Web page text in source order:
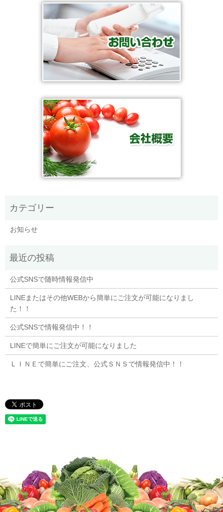
お知らせ
公式SNSで随時情報発信中
LINEまたはその他WEBから簡単にご注文が可能になりまし
た！！
公式SNSで情報発信中！！
LINEで簡単にご注文が可能になりました
ＬＩＮＥで簡単にご注文、公式ＳＮＳで情報発信中！！